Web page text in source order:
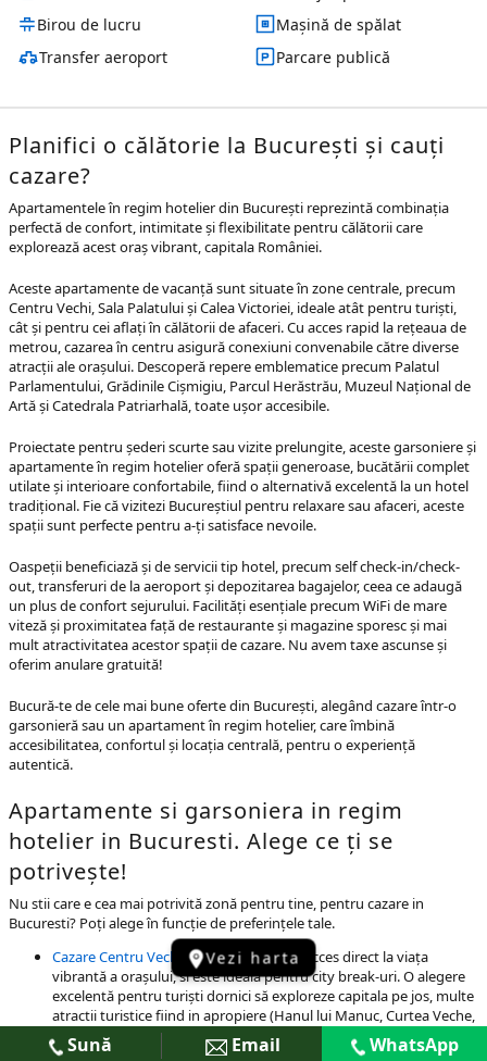
Birou de lucru
Mașină de spălat
Transfer aeroport
Parcare publică
Planifici o călătorie la București și cauți
cazare?
Apartamentele în regim hotelier din București reprezintă combinația
perfectă de confort, intimitate și flexibilitate pentru călătorii care
explorează acest oraș vibrant, capitala României.
Aceste apartamente de vacanță sunt situate în zone centrale, precum
Centru Vechi, Sala Palatului și Calea Victoriei, ideale atât pentru turiști,
cât și pentru cei aflați în călătorii de afaceri. Cu acces rapid la rețeaua de
metrou, cazarea în centru asigură conexiuni convenabile către diverse
atracții ale orașului. Descoperă repere emblematice precum Palatul
Parlamentului, Grădinile Cișmigiu, Parcul Herăstrău, Muzeul Național de
Artă și Catedrala Patriarhală, toate ușor accesibile.
Proiectate pentru șederi scurte sau vizite prelungite, aceste garsoniere și
apartamente în regim hotelier oferă spații generoase, bucătării complet
utilate și interioare confortabile, fiind o alternativă excelentă la un hotel
tradițional. Fie că vizitezi Bucureștiul pentru relaxare sau afaceri, aceste
spații sunt perfecte pentru a-ți satisface nevoile.
Oaspeții beneficiază și de servicii tip hotel, precum self check-in/check-
out, transferuri de la aeroport și depozitarea bagajelor, ceea ce adaugă
un plus de confort sejurului. Facilități esențiale precum WiFi de mare
viteză și proximitatea față de restaurante și magazine sporesc și mai
mult atractivitatea acestor spații de cazare. Nu avem taxe ascunse și
oferim anulare gratuită!
Bucură-te de cele mai bune oferte din București, alegând cazare într-o
garsonieră sau un apartament în regim hotelier, care îmbină
accesibilitatea, confortul și locația centrală, pentru o experiență
autentică.
Apartamente si garsoniera in regim
hotelier in Bucuresti. Alege ce ți se
potrivește!
Nu stii care e cea mai potrivită zonă pentru tine, pentru cazare in
Bucuresti? Poți alege în funcție de preferințele tale.
Cazare Centru Vechi București : îți oferă acces direct la viața
vibrantă a orașului, si este ideala pentru city break-uri. O alegere
excelentă pentru turiști dornici să exploreze capitala pe jos, multe
atractii turistice fiind in apropiere (Hanul lui Manuc, Curtea Veche,
Liscani). Pentru cei veniți în interes de serviciu, multe instituții au
sediul in apropiere.
Vezi harta
Sună Email WhatsApp